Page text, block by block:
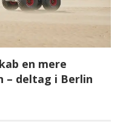
en mere
deltag i Berlin